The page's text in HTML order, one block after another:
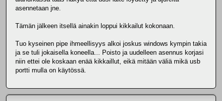
asennetaan jne.
Tämän jälkeen itsellä ainakin loppui kikkailut kokonaan.
Tuo kyseinen pipe ihmeellisyys alkoi joskus windows kympin takia
ja se tuli jokaisella koneella... Poisto ja uudelleen asennus korjasi
niin ettei ole koskaan enää kikkaillut, eikä mitään väliä mikä usb
portti mulla on käytössä.